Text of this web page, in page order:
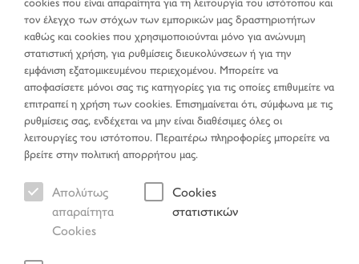
Toggle
navigation
MENU
Όχημα
Σελίδα έναρξης
τον έλεγχο των στόχων των εμπορικών μας δραστηριοτήτων
καθώς και cookies που χρησιμοποιούνται μόνο για ανώνυμη
στατιστική χρήση, για ρυθμίσεις διευκολύνσεων ή για την
εμφάνιση εξατομικευμένου περιεχομένου. Μπορείτε να
αποφασίσετε μόνοι σας τις κατηγορίες για τις οποίες επιθυμείτε να
επιτραπεί η χρήση των cookies. Επισημαίνεται ότι, σύμφωνα με τις
ρυθμίσεις σας, ενδέχεται να μην είναι διαθέσιμες όλες οι
λειτουργίες του ιστότοπου. Περαιτέρω πληροφορίες μπορείτε να
βρείτε στην πολιτική απορρήτου μας.
Απολύτως
απαραίτητα
Cookies
Cookies
στατιστικών